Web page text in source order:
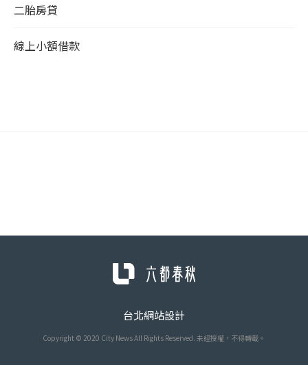
二胎房貸
線上小額借款
台北網站設計
Copyright © 2020 City News All Rights Reserved. 未經授權，不得轉載。